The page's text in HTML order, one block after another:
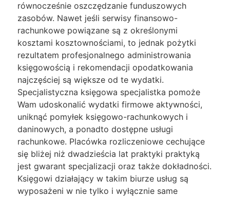
równocześnie oszczędzanie funduszowych
zasobów. Nawet jeśli serwisy finansowo-
rachunkowe powiązane są z określonymi
kosztami kosztownościami, to jednak pożytki
rezultatem profesjonalnego administrowania
księgowością i rekomendacji opodatkowania
najczęściej są większe od te wydatki.
Specjalistyczna księgowa specjalistka pomoże
Wam udoskonalić wydatki firmowe aktywności,
uniknąć pomyłek księgowo-rachunkowych i
daninowych, a ponadto dostępne usługi
rachunkowe. Placówka rozliczeniowe cechujące
się bliżej niż dwadzieścia lat praktyki praktyką
jest gwarant specjalizacji oraz także dokładności.
Księgowi działający w takim biurze usług są
wyposażeni w nie tylko i wyłącznie same